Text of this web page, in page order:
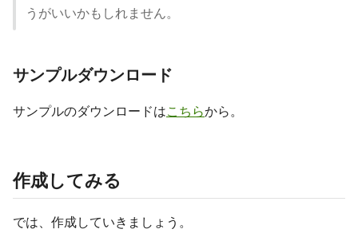
うがいいかもしれません。
サンプルダウンロード
サンプルのダウンロードはこちらから。
作成してみる
では、作成していきましょう。